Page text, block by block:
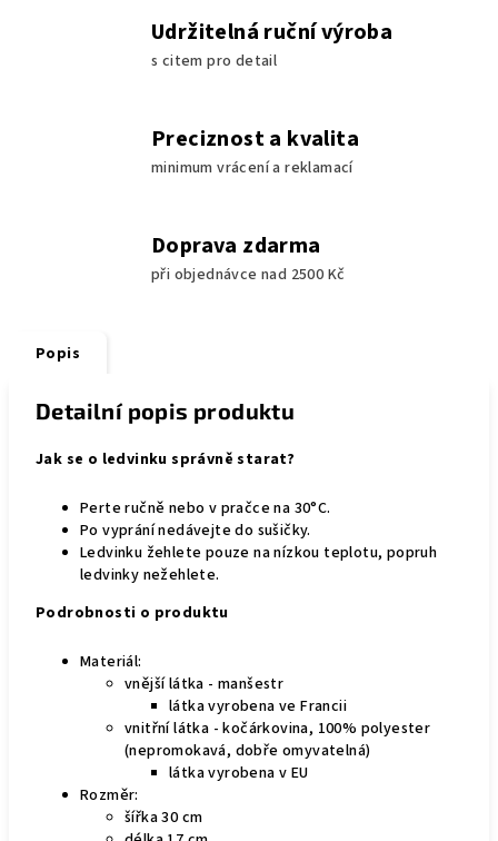
Udržitelná ruční výroba
s citem pro detail
Preciznost a kvalita
minimum vrácení a reklamací
Doprava zdarma
při objednávce nad 2500 Kč
Popis
Detailní popis produktu
Jak se o ledvinku správně starat?
Perte ručně nebo v pračce na 30°C.
Po vyprání nedávejte do sušičky.
Ledvinku žehlete pouze na nízkou teplotu, popruh
ledvinky nežehlete.
Podrobnosti o produktu
Materiál:
vnější látka - manšestr
látka vyrobena ve Francii
vnitřní látka - kočárkovina, 100% polyester
(nepromokavá, dobře omyvatelná)
látka vyrobena v EU
Rozměr:
šířka 30 cm